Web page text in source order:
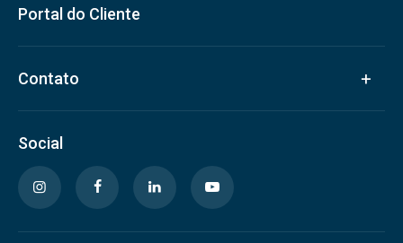
Portal do Cliente
Contato
Social